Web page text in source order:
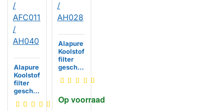
Alapure
Koolstof
filter
geschik
Gorenje
Op voorraad
Alapure
Koolstof
filter
geschik
Gorenje
AH028